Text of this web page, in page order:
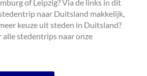
of Leipzig? Via de links in dit
naar Duitsland makkelijk,
keuze uit steden in Duitsland?
stedentrips naar onze